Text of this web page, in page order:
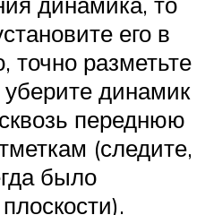
его в
точно разметьте
динамик
переднюю
(следите,
было